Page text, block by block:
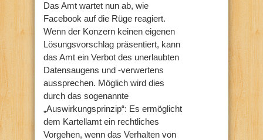
Das Amt wartet nun ab, wie
Facebook auf die Rüge reagiert.
Wenn der Konzern keinen eigenen
Lösungsvorschlag präsentiert, kann
das Amt ein Verbot des unerlaubten
Datensaugens und -verwertens
aussprechen. Möglich wird dies
durch das sogenannte
„Auswirkungsprinzip“: Es ermöglicht
dem Kartellamt ein rechtliches
Vorgehen, wenn das Verhalten von